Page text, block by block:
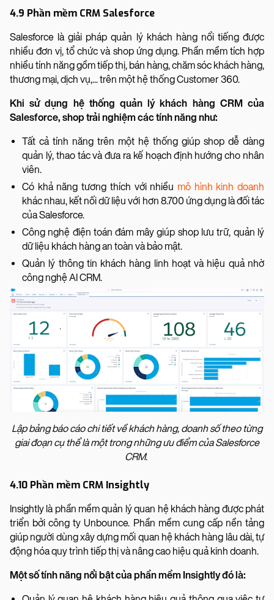
4.9 Phần mềm CRM Salesforce
Salesforce là giải pháp quản lý khách hàng nổi tiếng được
nhiều đơn vị, tổ chức và shop ứng dụng. Phần mềm tích hợp
nhiều tính năng gồm tiếp thị, bán hàng, chăm sóc khách hàng,
thương mại, dịch vụ,... trên một hệ thống Customer 360.
Khi sử dụng hệ thống quản lý khách hàng CRM của
Salesforce, shop trải nghiệm các tính năng như:
Tất cả tính năng trên một hệ thống giúp shop dễ dàng
quản lý, thao tác và đưa ra kế hoạch định hướng cho nhân
viên.
Có khả năng tương thích với nhiều mô hình kinh doanh
khác nhau, kết nối dữ liệu với hơn 8.700 ứng dụng là đối tác
của Salesforce.
Công nghệ điện toán đám mây giúp shop lưu trữ, quản lý
dữ liệu khách hàng an toàn và bảo mật.
Quản lý thông tin khách hàng linh hoạt và hiệu quả nhờ
công nghệ AI CRM.
Lập bảng báo cáo chi tiết về khách hàng, doanh số theo từng
giai đoạn cụ thể là một trong những ưu điểm của Salesforce
CRM.
4.10 Phần mềm CRM Insightly
Insightly là phần mềm quản lý quan hệ khách hàng được phát
triển bởi công ty Unbounce. Phần mềm cung cấp nền tảng
giúp người dùng xây dựng mối quan hệ khách hàng lâu dài, tự
động hóa quy trình tiếp thị và nâng cao hiệu quả kinh doanh.
Một số tính năng nổi bật của phần mềm Insightly đó là: